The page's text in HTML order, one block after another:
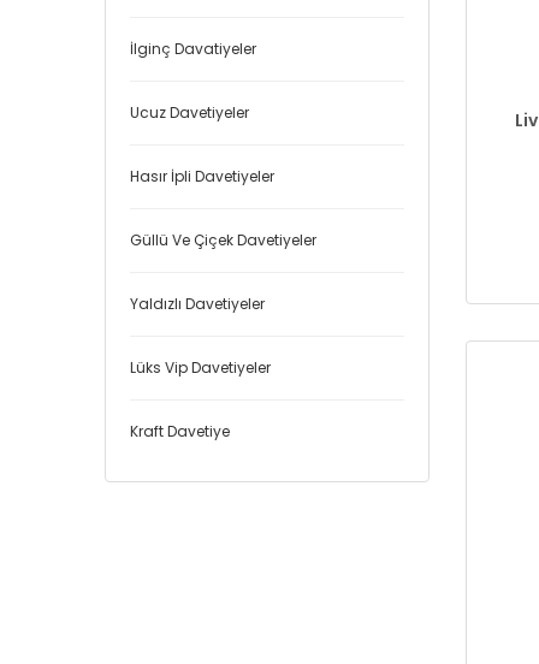
İlginç Davatiyeler
Ucuz Davetiyeler
Hasır İpli Davetiyeler
Güllü Ve Çiçek Davetiyeler
Yaldızlı Davetiyeler
Lüks Vip Davetiyeler
Kraft Davetiye